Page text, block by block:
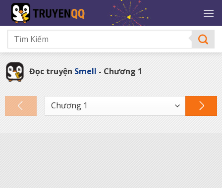
qua
nội
dung
Đọc truyện Smell - Chương 1